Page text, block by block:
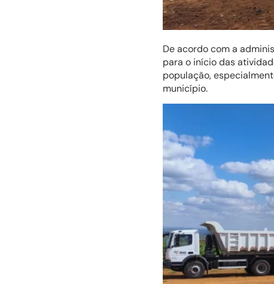
De acordo com a
para o início das
população,
município.